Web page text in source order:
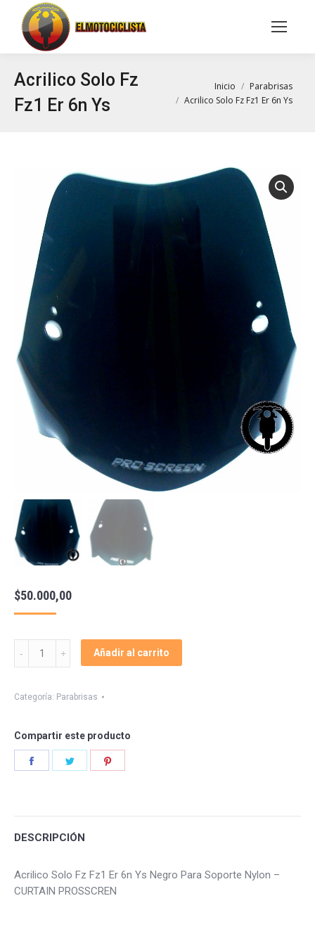
Buscar:
Acrilico Solo Fz
Fz1 Er 6n Ys
Inicio
Parabrisas
Acrilico Solo Fz Fz1 Er 6n Ys
$50.000,00
Acrilico
Fz1
Ys
quantity
Añadir al carrito
Categoría: Parabrisas
Compartir este producto
DESCRIPCIÓN
Acrilico Solo Fz Fz1 Er 6n Ys Negro Para Soporte Nylon –
CURTAIN PROSSCREN